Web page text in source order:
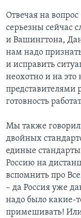
Отвечая на
серьезны сейчас
и Вашингтона,
нам надо
и исправить
неохотно и на
представителями
готовность
Мы также
двойных
единые
Россию на
вспомнить про
– да Россия уже
надо было какие-
примешивать!